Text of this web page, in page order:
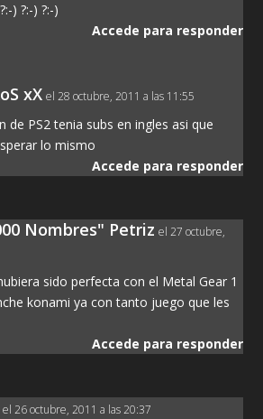
) ?:-) ?:-)
Accede para responder
xX el 28 octubre, 2011 a las 11:55
de PS2 tenia subs en ingles asi que
lo mismo
Accede para responder
Nombres" Petriz el 27 octubre,
sido perfecta con el Metal Gear 1
konami ya con tanto juego que les
Accede para responder
el 26 octubre, 2011 a las 20:37